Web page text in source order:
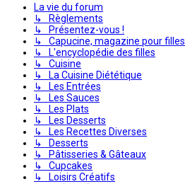
La vie du forum
↳ Règlements
↳ Présentez-vous !
↳ Capucine, magazine pour filles
↳ L'encyclopédie des filles
↳ Cuisine
↳ La Cuisine Diététique
↳ Les Entrées
↳ Les Sauces
↳ Les Plats
↳ Les Desserts
↳ Les Recettes Diverses
↳ Desserts
↳ Pâtisseries & Gâteaux
↳ Cupcakes
↳ Loisirs Créatifs